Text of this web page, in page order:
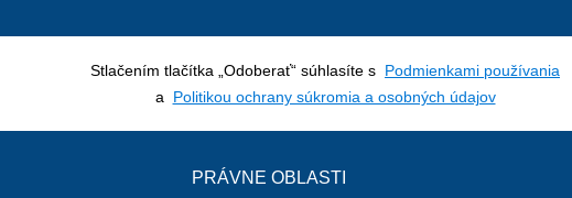
Stlačením tlačítka „Odoberať“ súhlasíte s Podmienkami používania
a Politikou ochrany súkromia a osobných údajov
PRÁVNE OBLASTI